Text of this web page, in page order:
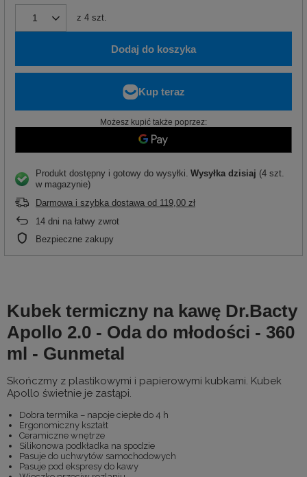
z 4 szt.
Dodaj do koszyka
Możesz kupić także poprzez:
Produkt dostępny i gotowy do wysyłki Wysyłka dzisiaj (4 szt.
w magazynie)
Darmowa i szybka dostawa od 119,00 zł
14 dni na łatwy zwrot
Bezpieczne zakupy
Kubek termiczny na kawę Dr.Bacty
Apollo 2.0 - Oda do młodości - 360
ml - Gunmetal
Skończmy z plastikowymi i papierowymi kubkami. Kubek
Apollo świetnie je zastąpi.
Dobra termika – napoje ciepłe do 4 h
Ergonomiczny kształt
Ceramiczne wnętrze
Silikonowa podkładka na spodzie
Pasuje do uchwytów samochodowych
Pasuje pod ekspresy do kawy